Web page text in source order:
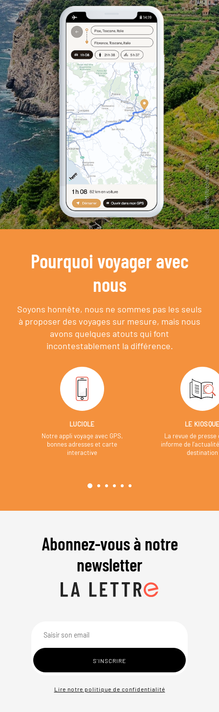
Pourquoi voyager avec
nous
Soyons honnête, nous ne sommes pas les seuls
à proposer des voyages sur mesure, mais nous
avons quelques atouts qui font
incontestablement la différence.
LUCIOLE
Notre appli voyage avec GPS,
bonnes adresses et carte
interactive
LE
La revue de presse
informe de
destination
Abonnez-vous à notre
newsletter
Lire notre politique de confidentialité